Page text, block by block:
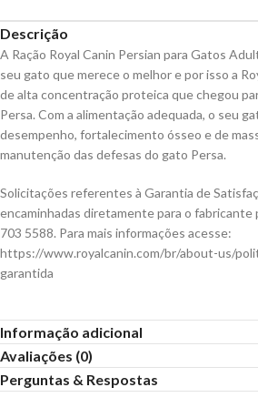
Descrição
A Ração Royal Canin Persian para Gatos
seu gato que merece o melhor e por isso a
de alta concentração proteica que chegou
Persa. Com a alimentação adequada, o seu
desempenho, fortalecimento ósseo e de
manutenção das defesas do gato Persa.
Solicitações referentes à Garantia de
encaminhadas diretamente para o
703 5588. Para mais informações acesse:
https://www.royalcanin.com/br/about-us/
garantida
Informação adicional
Avaliações (0)
Perguntas & Respostas